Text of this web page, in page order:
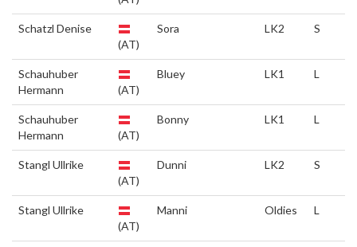
Schatzl Denise
(AT)
Sora LK2 S
Schauhuber
Hermann
(AT)
Bluey LK1 L
Schauhuber
Hermann
(AT)
Bonny LK1 L
Stangl Ullrike
(AT)
Dunni LK2 S
Stangl Ullrike
(AT)
Manni Oldies L